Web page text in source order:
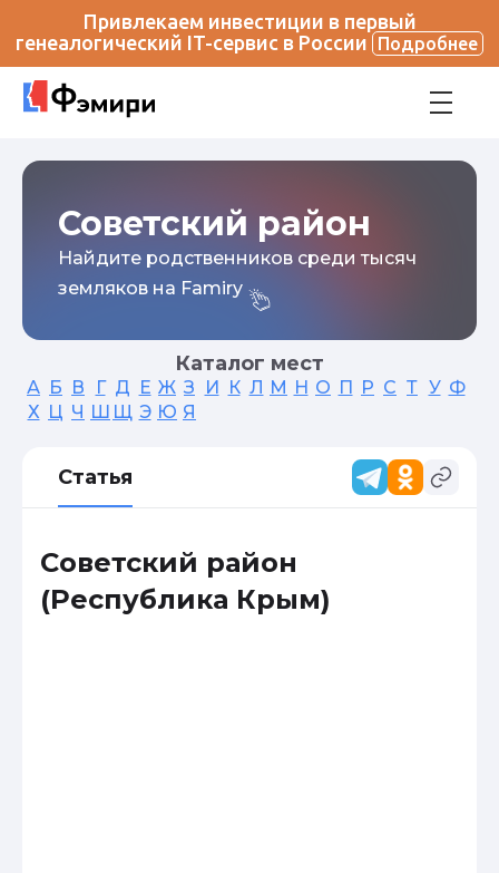
Привлекаем инвестиции в первый
генеалогический IT-сервис в России
Подробнее
Советский район
Найдите родственников среди тысяч
земляков на Famiry
Каталог мест
А Б В Г Д Е Ж З И К Л М Н О П Р С Т У Ф
Х Ц Ч Ш Щ Э Ю Я
Статья
Советский район
(Республика Крым)